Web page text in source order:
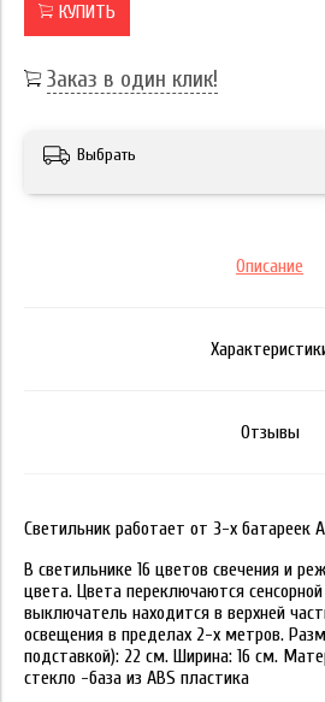
КУПИТЬ
Заказ в один клик!
Выбрать
Описание
Отзывы
Светильник работает от 3-х батареек
В светильнике 16 цветов свечения и
цвета. Цвета переключаются
выключатель находится в верхней
освещения в пределах 2-х метров.
подставкой): 22 см. Ширина: 16 см.
стекло -база из ABS пластика